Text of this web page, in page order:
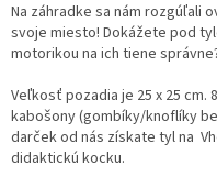
Na záhradke sa nám rozgúľali
svoje miesto! Dokážete pod
motorikou na ich tiene
Veľkosť pozadia je 25 x 25 cm.
kabošony (gombíky/knoflíky
darček od nás získate tyl na
didaktickú kocku.